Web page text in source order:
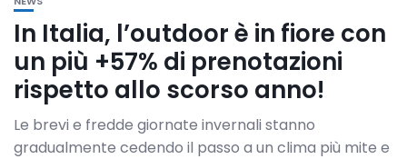
In Italia, l’outdoor è in fiore con
un più +57% di prenotazioni
rispetto allo scorso anno!
Le brevi e fredde giornate invernali stanno
gradualmente cedendo il passo a un clima più mite e